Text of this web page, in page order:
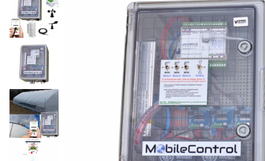
Senzori si traductori
Sisteme fotovoltaice Solarino
Produse